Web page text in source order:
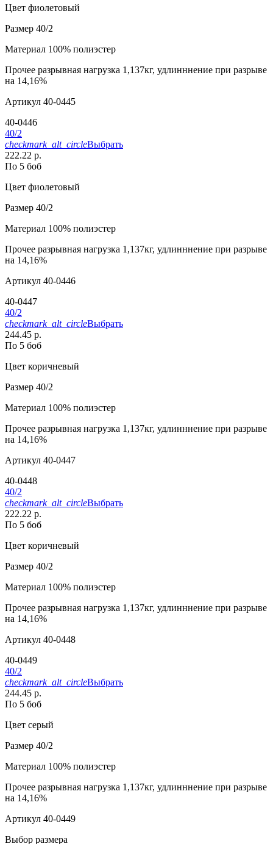
Цвет фиолетовый
Размер 40/2
Материал 100% полиэстер
Прочее разрывная нагрузка 1,137кг, удлинннение при разрыве
на 14,16%
Артикул 40-0445
40-0446
40/2
checkmark_alt_circleВыбрать
222.22 р.
По 5 боб
Цвет фиолетовый
Размер 40/2
Материал 100% полиэстер
Прочее разрывная нагрузка 1,137кг, удлинннение при разрыве
на 14,16%
Артикул 40-0446
40-0447
40/2
checkmark_alt_circleВыбрать
244.45 р.
По 5 боб
Цвет коричневый
Размер 40/2
Материал 100% полиэстер
Прочее разрывная нагрузка 1,137кг, удлинннение при разрыве
на 14,16%
Артикул 40-0447
40-0448
40/2
checkmark_alt_circleВыбрать
222.22 р.
По 5 боб
Цвет коричневый
Размер 40/2
Материал 100% полиэстер
Прочее разрывная нагрузка 1,137кг, удлинннение при разрыве
на 14,16%
Артикул 40-0448
40-0449
40/2
checkmark_alt_circleВыбрать
244.45 р.
По 5 боб
Цвет серый
Размер 40/2
Материал 100% полиэстер
Прочее разрывная нагрузка 1,137кг, удлинннение при разрыве
на 14,16%
Артикул 40-0449
Выбор размера